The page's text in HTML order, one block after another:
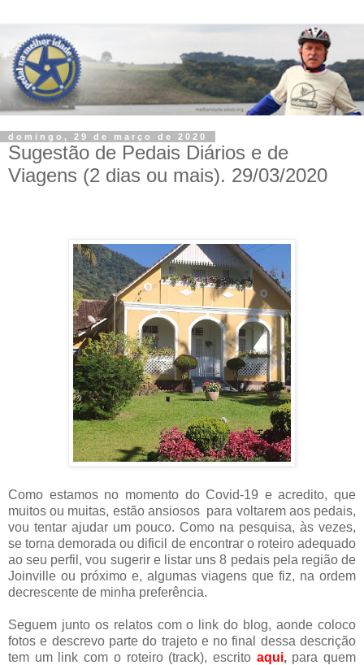
domingo, 29 de março de 2020
Sugestão de Pedais Diários e de
Viagens (2 dias ou mais). 29/03/2020
Como estamos no momento do Covid-19 e acredito, que
muitos ou muitas, estão ansiosos para voltarem aos pedais,
vou tentar ajudar um pouco. Como na pesquisa, às vezes,
se torna demorada ou dificil de encontrar o roteiro adequado
ao seu perfil, vou sugerir e listar uns 8 pedais pela região de
Joinville ou próximo e, algumas viagens que fiz, na ordem
decrescente de minha preferência.
Seguem junto os relatos com o link do blog, aonde coloco
fotos e descrevo parte do trajeto e no final dessa descrição
tem um link com o roteiro (track), escrito aqui, para quem